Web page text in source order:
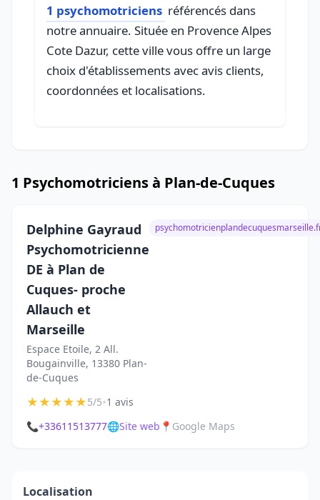
1 psychomotriciens référencés dans
notre annuaire. Située en Provence Alpes
Cote Dazur, cette ville vous offre un large
choix d'établissements avec avis clients,
coordonnées et localisations.
1 Psychomotriciens à Plan-de-Cuques
Delphine Gayraud
Psychomotricienne
DE à Plan de
Cuques- proche
Allauch et
Marseille
Espace Etoile, 2 All.
Bougainville, 13380 Plan-
de-Cuques
★★★★★5/5•1 avis
📞+33611513777🌐Site web 📍 Google Maps
Localisation